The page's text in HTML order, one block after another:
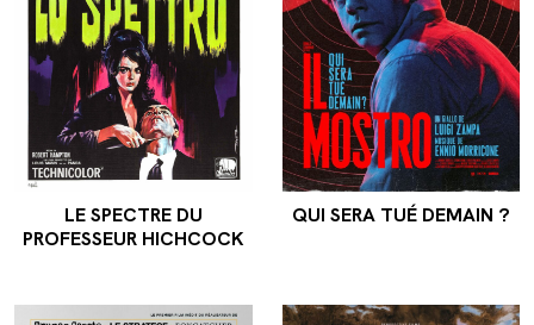
LE SPECTRE DU
PROFESSEUR HICHCOCK
QUI SERA TUÉ DEMAIN ?